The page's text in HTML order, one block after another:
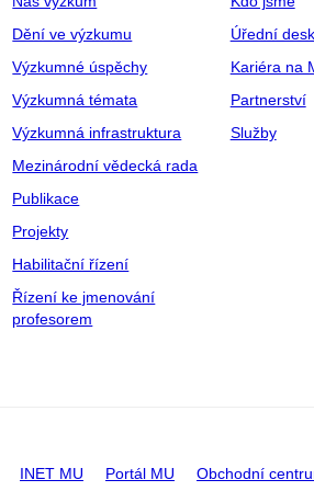
Dění ve výzkumu
Výzkumné úspěchy
Výzkumná témata
Výzkumná infrastruktura
Mezinárodní vědecká rada
Publikace
Projekty
Habilitační řízení
Řízení ke jmenování
profesorem
Úřední
Kariéra na
Partnerství
Služby
INET MU Portál MU Obchodní